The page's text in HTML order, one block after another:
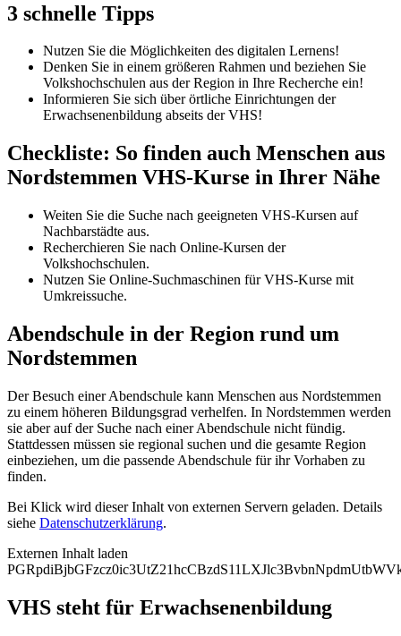
3 schnelle Tipps
Nutzen Sie die Möglichkeiten des digitalen Lernens!
Denken Sie in einem größeren Rahmen und beziehen Sie
Volkshochschulen aus der Region in Ihre Recherche ein!
Informieren Sie sich über örtliche Einrichtungen der
Erwachsenenbildung abseits der VHS!
Checkliste: So finden auch Menschen aus
Nordstemmen VHS-Kurse in Ihrer Nähe
Weiten Sie die Suche nach geeigneten VHS-Kursen auf
Nachbarstädte aus.
Recherchieren Sie nach Online-Kursen der
Volkshochschulen.
Nutzen Sie Online-Suchmaschinen für VHS-Kurse mit
Umkreissuche.
Abendschule in der Region rund um
Nordstemmen
Der Besuch einer Abendschule kann Menschen aus Nordstemmen
zu einem höheren Bildungsgrad verhelfen. In Nordstemmen werden
sie aber auf der Suche nach einer Abendschule nicht fündig.
Stattdessen müssen sie regional suchen und die gesamte Region
einbeziehen, um die passende Abendschule für ihr Vorhaben zu
finden.
Bei Klick wird dieser Inhalt von externen Servern geladen. Details
siehe Datenschutzerklärung.
Externen Inhalt laden
VHS steht für Erwachsenenbildung